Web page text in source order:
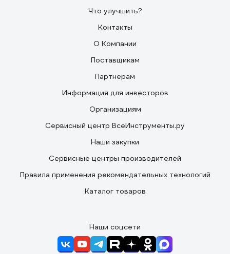
Что улучшить?
Контакты
О Компании
Поставщикам
Партнерам
Информация для инвесторов
Организациям
Сервисный центр ВсеИнструменты.ру
Наши закупки
Сервисные центры производителей
Правила применения рекомендательных технологий
Каталог товаров
Наши соцсети